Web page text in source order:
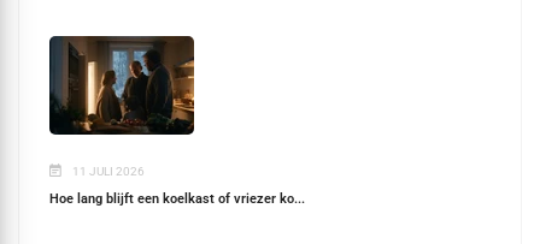
11 JULI 2026
Hoe lang blijft een koelkast of vriezer ko...